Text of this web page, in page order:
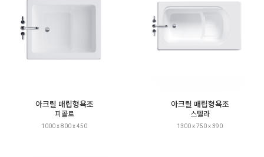
아크릴 매립형욕조
피콜로
1000 x 800 x 450
아크릴 매립형욕조
스텔라
1300 x 750 x 390